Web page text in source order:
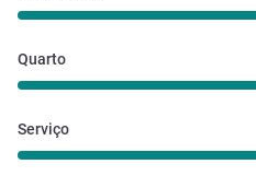
Quarto
Serviço